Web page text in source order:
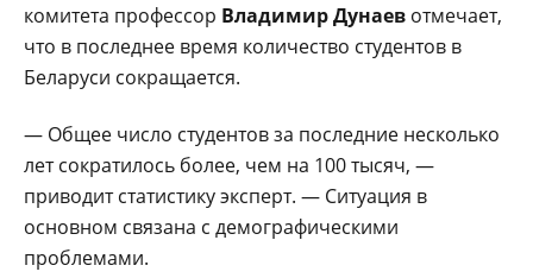
комитета профессор Владимир Дунаев отмечает,
что в последнее время количество студентов в
Беларуси сокращается.
— Общее число студентов за последние несколько
лет сократилось более, чем на 100 тысяч, —
приводит статистику эксперт. — Ситуация в
основном связана с демографическими
проблемами.